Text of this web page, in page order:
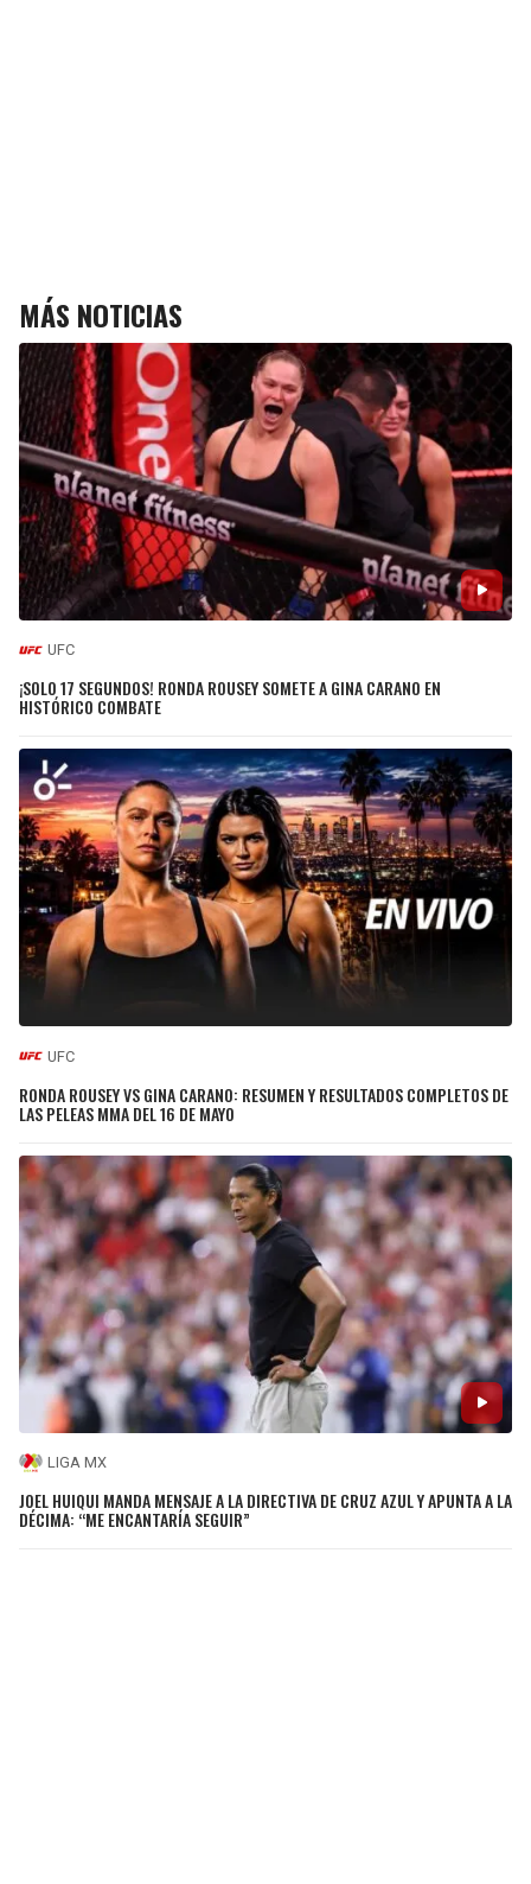
MÁS NOTICIAS
UFC
¡SOLO 17 SEGUNDOS! RONDA ROUSEY SOMETE A GINA CARANO EN
HISTÓRICO COMBATE
UFC
RONDA ROUSEY VS GINA CARANO: RESUMEN Y RESULTADOS COMPLETOS DE
LAS PELEAS MMA DEL 16 DE MAYO
LIGA MX
JOEL HUIQUI MANDA MENSAJE A LA DIRECTIVA DE CRUZ AZUL Y APUNTA A LA
DÉCIMA: “ME ENCANTARÍA SEGUIR”